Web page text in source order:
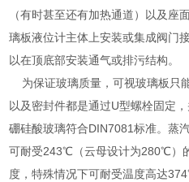
（有时甚至还有加热通道）以及座
璃板液位计主体上安装或集成阀门
以在顶底部安装通气或排污结构。
为保证玻璃质量，可视玻璃板只
以及密封件都是通过U型螺栓固定
硼硅酸玻璃符合DIN7081标准。蒸
可耐受243℃（云母设计为280℃）
度，特殊情况下可耐受温度高达